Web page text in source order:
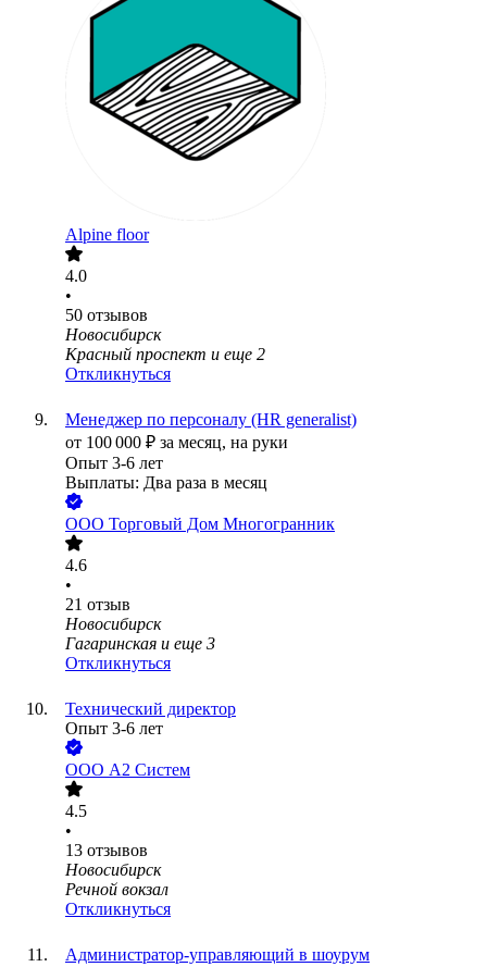
Alpine floor
4.0
•
50 отзывов
Новосибирск
Красный проспект и еще 2
Откликнуться
Менеджер по персоналу (HR generalist)
от 100 000 ₽ за месяц, на руки
Опыт 3-6 лет
Выплаты: Два раза в месяц
ООО Торговый Дом Многогранник
4.6
•
21 отзыв
Новосибирск
Гагаринская и еще 3
Откликнуться
Технический директор
Опыт 3-6 лет
ООО А2 Систем
4.5
•
13 отзывов
Новосибирск
Речной вокзал
Откликнуться
Администратор-управляющий в шоурум